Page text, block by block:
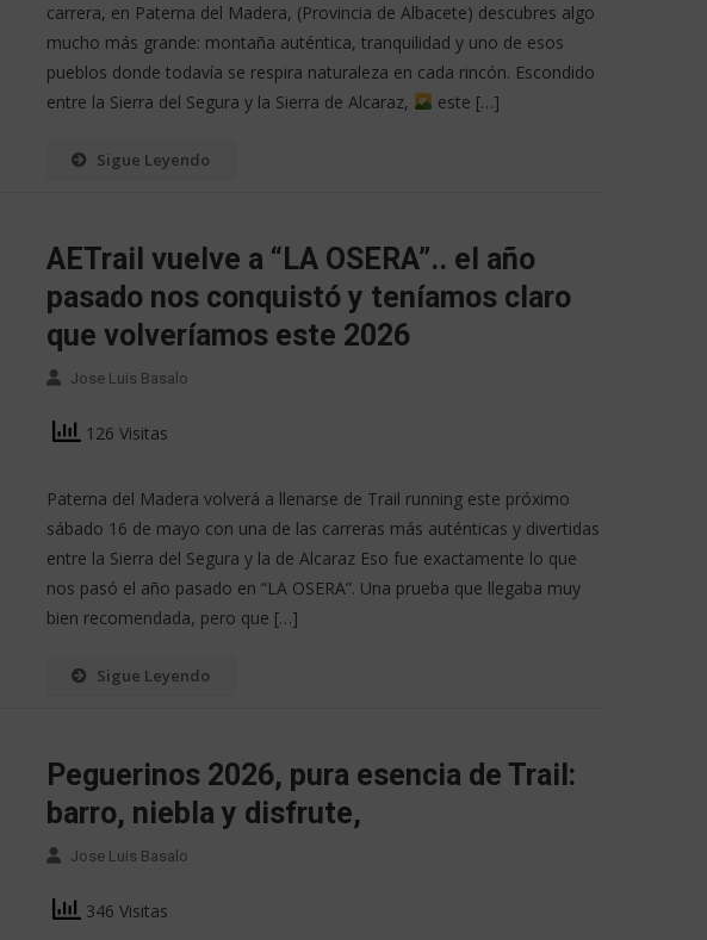
carrera, en Paterna del Madera, (Provincia de Albacete) descubres algo
mucho más grande: montaña auténtica, tranquilidad y uno de esos
pueblos donde todavía se respira naturaleza en cada rincón. Escondido
entre la Sierra del Segura y la Sierra de Alcaraz,
este […]
Sigue Leyendo
AETrail vuelve a “LA OSERA”.. el año
pasado nos conquistó y teníamos claro
que volveríamos este 2026
Jose Luis Basalo
126 Visitas
Paterna del Madera volverá a llenarse de Trail running este próximo
sábado 16 de mayo con una de las carreras más auténticas y divertidas
entre la Sierra del Segura y la de Alcaraz Eso fue exactamente lo que
nos pasó el año pasado en “LA OSERA”. Una prueba que llegaba muy
bien recomendada, pero que […]
Sigue Leyendo
Peguerinos 2026, pura esencia de Trail:
barro, niebla y disfrute,
Jose Luis Basalo
346 Visitas